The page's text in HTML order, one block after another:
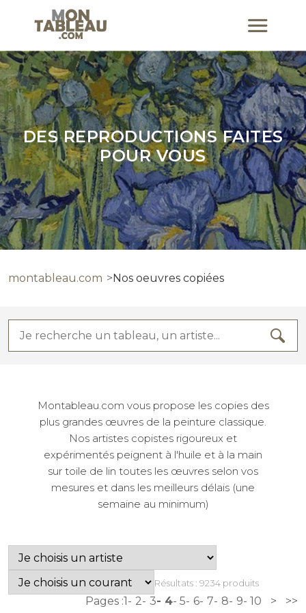
DES REPRODUCTIONS FAITES
POUR VOUS
montableau.com Nos oeuvres copiées
Montableau.com vous propose les copies des
plus grandes œuvres de la peinture classique.
Nos artistes copistes rigoureux et
expérimentés peignent à l'huile et à la main
sur toile de lin toutes les œuvres selon vos
mesures et dans les meilleurs délais (une
semaine au minimum)
Résultats : 9234 produits
Pages :1 2 3 4 5 6 7 8 9 10 > >>